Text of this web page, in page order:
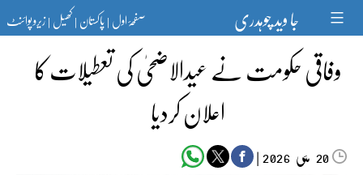
content جا وید چوہدری صفحۂ اول|پاکستان|کھیل|زیرو پوائنٹ
وفاقی حکومت نے عیدالاضحیٰ کی تعطیلات کا
اعلان کردیا
20 مئی‬‮ |